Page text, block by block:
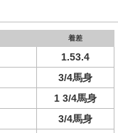
着差
1.53.4
3/4馬身
1 3/4馬身
3/4馬身